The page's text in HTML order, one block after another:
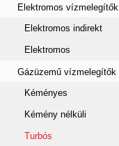
Elektromos vízmelegítők
Elektromos indirekt
Elektromos
Gázüzemű vízmelegítők
Kéményes
Kémény nélküli
Turbós